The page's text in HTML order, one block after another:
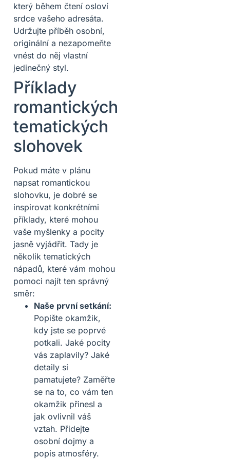
který během čtení osloví
srdce vašeho adresáta.
Udržujte příběh osobní,
originální a nezapomeňte
vnést do něj vlastní
jedinečný styl.
Příklady
romantických
tematických
slohovek
Pokud máte v plánu
napsat romantickou
slohovku, je dobré se
inspirovat konkrétními
příklady, které mohou
vaše myšlenky a pocity
jasně vyjádřit. Tady je
několik tematických
nápadů, které vám mohou
pomoci najít ten správný
směr:
Naše první setkání:
Popište okamžik,
kdy jste se poprvé
potkali. Jaké pocity
vás zaplavily? Jaké
detaily si
pamatujete? Zaměřte
se na to, co vám ten
okamžik přinesl a
jak ovlivnil váš
vztah. Přidejte
osobní dojmy a
popis atmosféry.